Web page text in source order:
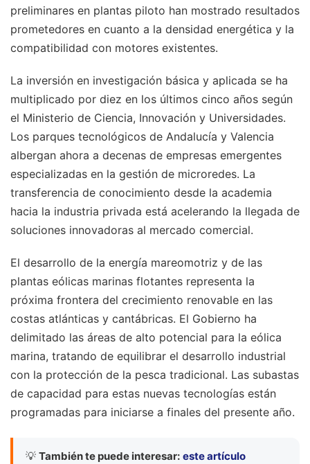
preliminares en plantas piloto han mostrado resultados
prometedores en cuanto a la densidad energética y la
compatibilidad con motores existentes.
La inversión en investigación básica y aplicada se ha
multiplicado por diez en los últimos cinco años según
el Ministerio de Ciencia, Innovación y Universidades.
Los parques tecnológicos de Andalucía y Valencia
albergan ahora a decenas de empresas emergentes
especializadas en la gestión de microredes. La
transferencia de conocimiento desde la academia
hacia la industria privada está acelerando la llegada de
soluciones innovadoras al mercado comercial.
El desarrollo de la energía mareomotriz y de las
plantas eólicas marinas flotantes representa la
próxima frontera del crecimiento renovable en las
costas atlánticas y cantábricas. El Gobierno ha
delimitado las áreas de alto potencial para la eólica
marina, tratando de equilibrar el desarrollo industrial
con la protección de la pesca tradicional. Las subastas
de capacidad para estas nuevas tecnologías están
programadas para iniciarse a finales del presente año.
💡 También te puede interesar: este artículo